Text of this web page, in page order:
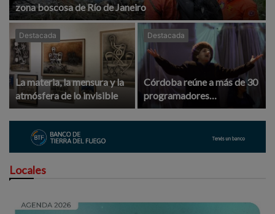
zona boscosa de Río de Janeiro
Destacada
La materia, la mensura y la
atmósfera de lo invisible
Destacada
Córdoba reúne a más de 30
programadores
internacionales para
impulsar el teatro y la
música argentina
Locales